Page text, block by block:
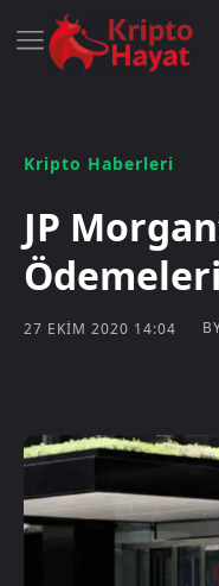
Kripto Haberleri
JP
27 EKIM 2020 14:04